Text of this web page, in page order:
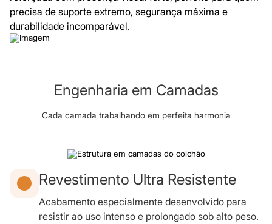
precisa de suporte extremo, segurança máxima e
durabilidade incomparável.
Engenharia em Camadas
Cada camada trabalhando em perfeita harmonia
Revestimento Ultra Resistente
Acabamento especialmente desenvolvido para
resistir ao uso intenso e prolongado sob alto peso.